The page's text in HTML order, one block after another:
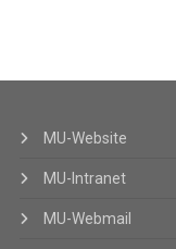
MU-Website
MU-Intranet
MU-Webmail